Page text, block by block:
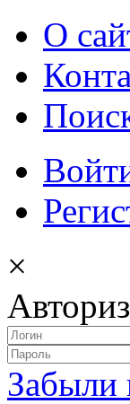
О
×
Забыли